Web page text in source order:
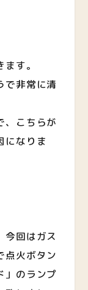
す。
で非常に清
、こちらが
になりま
今回はガス
点火ボタン
」のランプ